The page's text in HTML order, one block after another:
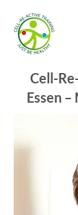
Cell-
Essen